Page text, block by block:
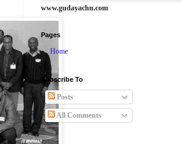
www.gudayachn.com
Pages
Home
Subscribe To
Posts
All Comments